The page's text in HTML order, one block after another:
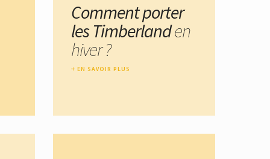
Comment porter
les Timberlanden
hiver ?
EN SAVOIR PLUS